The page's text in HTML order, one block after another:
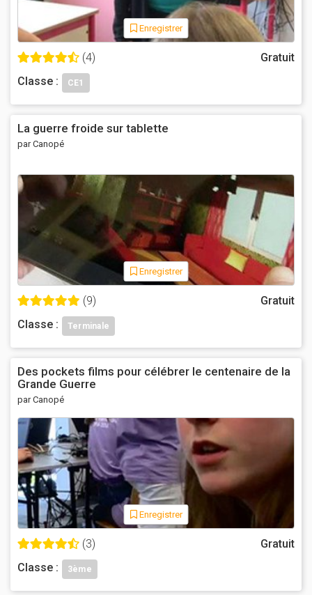
Enregistrer
(4)
Gratuit
Classe :
CE1
La guerre froide sur tablette
par Canopé
Enregistrer
(9)
Gratuit
Classe :
Terminale
Des pockets films pour célébrer le centenaire de la
Grande Guerre
par Canopé
Enregistrer
(3)
Gratuit
Classe :
3ème